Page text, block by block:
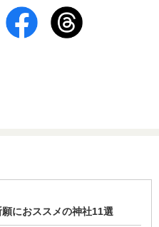
におススメの神社11選